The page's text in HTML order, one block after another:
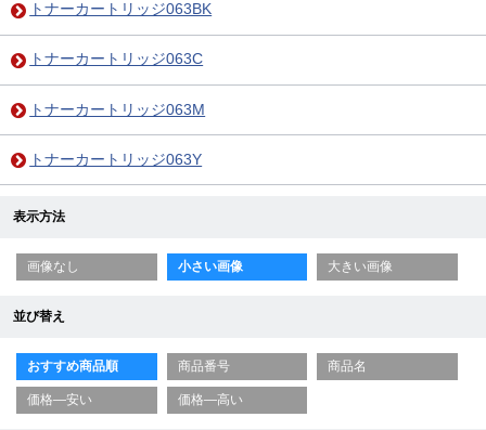
トナーカートリッジ063BK
トナーカートリッジ063C
トナーカートリッジ063M
トナーカートリッジ063Y
表示方法
画像なし 小さい画像 大きい画像
並び替え
おすすめ商品順 商品番号 商品名
価格—安い 価格—高い